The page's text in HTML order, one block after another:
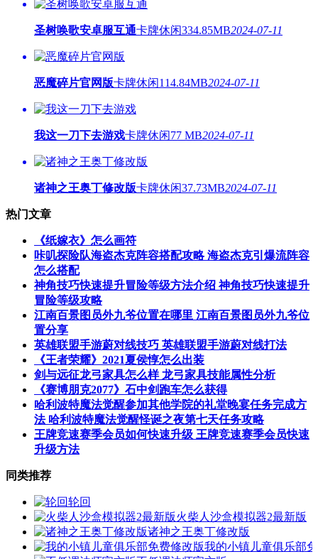
圣树唤歌安卓服互通卡牌休闲334.85MB2024-07-11
恶魔碎片官网版卡牌休闲114.84MB2024-07-11
我这一刀下去游戏卡牌休闲77 MB2024-07-11
诸神之王奥丁修改版卡牌休闲37.73MB2024-07-11
热门文章
《纸嫁衣》怎么画符
咔叽探险队海盗杰克阵容搭配攻略 海盗杰克引爆流阵容
怎么搭配
神角技巧快速提升冒险等级方法介绍 神角技巧快速提升
冒险等级攻略
江南百景图员外九爷位置在哪里 江南百景图员外九爷位
置分享
英雄联盟手游蔚对线技巧 英雄联盟手游蔚对线打法
《王者荣耀》2021夏侯惇怎么出装
剑与远征龙弓家具怎么样 龙弓家具技能属性分析
《赛博朋克2077》石中剑跑车怎么获得
哈利波特魔法觉醒参加其他学院的礼堂晚宴任务完成方
法 哈利波特魔法觉醒怪诞之夜第七天任务攻略
王牌竞速赛季会员如何快速升级 王牌竞速赛季会员快速
升级方法
同类推荐
轮回
火柴人沙盒模拟器2最新版
诸神之王奥丁修改版
我的小镇儿童俱乐部